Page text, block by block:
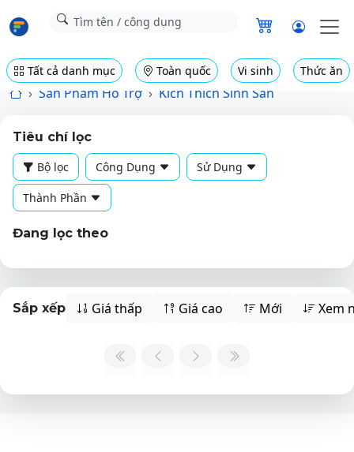
Tất cả danh mục Toàn quốc Vi sinh Thức ăn
Sản Phẩm Hỗ Trợ Kích Thích Sinh Sản
Tiêu chí lọc
Bộ lọc
Công Dụng Sử Dụng
Thành Phần
Đang lọc theo
Sắp xếp Giá thấp Giá cao Mới Xem